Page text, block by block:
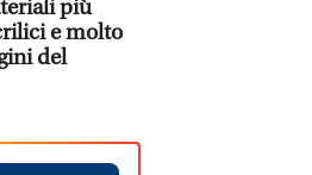
più
e molto
del